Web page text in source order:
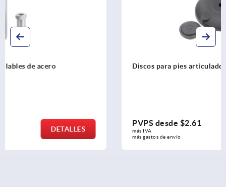
Discos para pies articulados de plástico
PVPS desde
más gastos de envío
DETALLES